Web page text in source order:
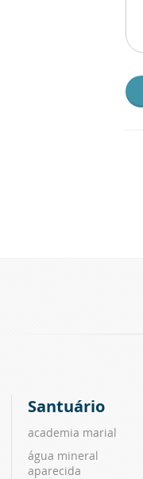
Santuário
academia marial
água mineral
aparecida